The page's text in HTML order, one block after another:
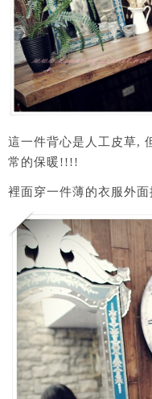
這一件背心是人工皮草,
常的保暖!!!!
裡面穿一件薄的衣服外